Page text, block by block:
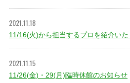
2021.11.18
11/16(火)から担当するプロを紹介いた
2021.11.15
11/26(金)・29(月)臨時休館のお知らせ